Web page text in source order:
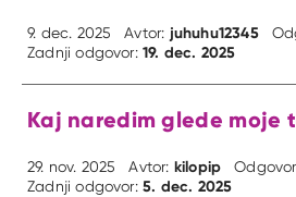
9. dec. 2025 Avtor: juhuhu12345
Zadnji odgovor:19. dec. 2025
Kaj naredim glede moje
29. nov. 2025 Avtor: kilopip
Zadnji odgovor:5. dec. 2025